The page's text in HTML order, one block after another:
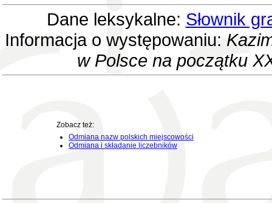
Dane leksykalne: Słownik
Informacja o występowaniu:
w Polsce na początku
Zobacz też:
Odmiana nazw polskich miejscowości
Odmiana i składanie liczebników